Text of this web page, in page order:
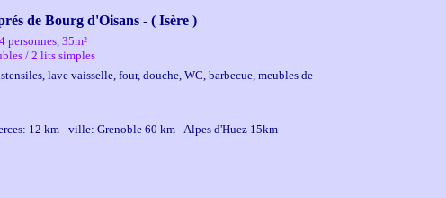
de Bourg d'Oisans - ( Isère )
personnes, 35m²
/ 2 lits simples
lave vaisselle, four, douche, WC, barbecue, meubles de
12 km - ville: Grenoble 60 km - Alpes d'Huez 15km